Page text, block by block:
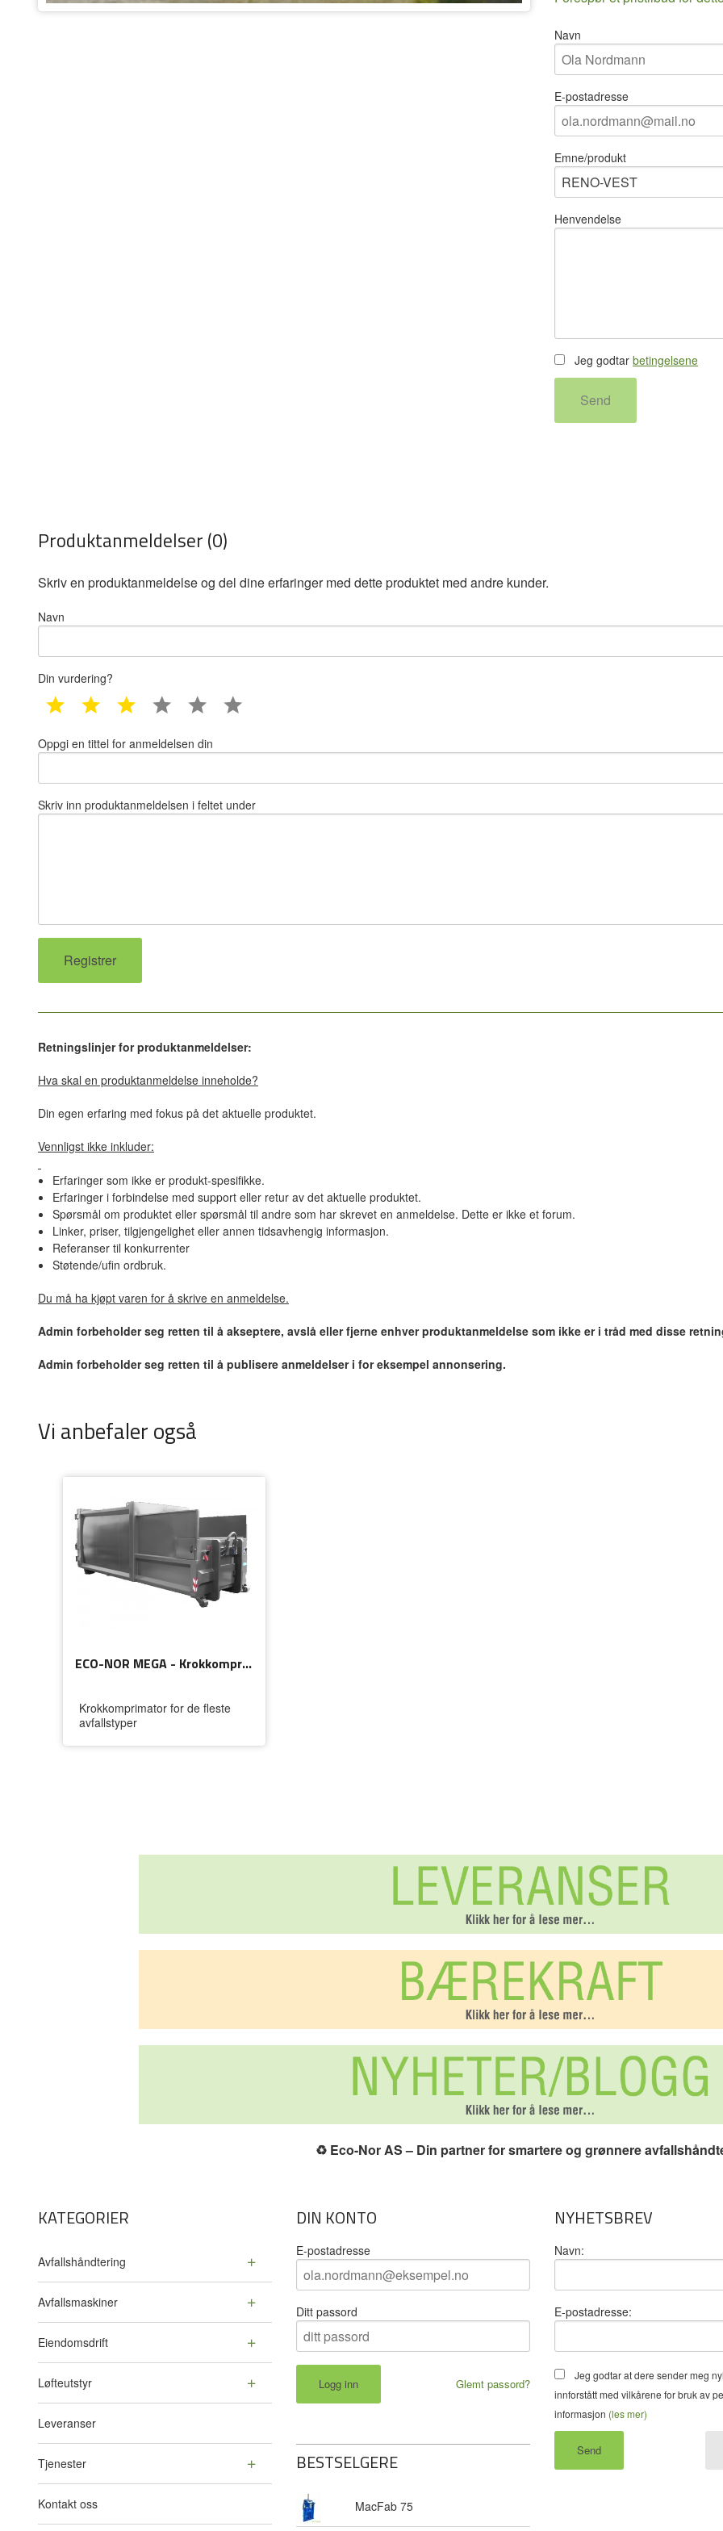
Navn
E-postadresse
Emne/produkt
Henvendelse
Jeg godtar betingelsene
Send
Produktanmeldelser (0)
Skriv en produktanmeldelse og del dine erfaringer med dette produktet med andre kunder.
Navn
Din vurdering?
1 star 2 star 3 star 4 star 5 star
Oppgi en tittel for anmeldelsen din
Skriv inn produktanmeldelsen i feltet under
Retningslinjer for produktanmeldelser:
Hva skal en produktanmeldelse inneholde?
Din egen erfaring med fokus på det aktuelle produktet.
Vennligst ikke inkluder:
Erfaringer som ikke er produkt-spesifikke.
Erfaringer i forbindelse med support eller retur av det aktuelle produktet.
Spørsmål om produktet eller spørsmål til andre som har skrevet en anmeldelse. Dette er ikke et forum.
Linker, priser, tilgjengelighet eller annen tidsavhengig informasjon.
Referanser til konkurrenter
Støtende/ufin ordbruk.
Du må ha kjøpt varen for å skrive en anmeldelse.
Admin forbeholder seg retten til å akseptere, avslå eller fjerne enhver produktanmeldelse som ikke er i tråd med disse
Admin forbeholder seg retten til å publisere anmeldelser i for eksempel annonsering.
Vi anbefaler også
ECO-NOR MEGA - Krokkomprimator
Krokkomprimator for de fleste
avfallstyper
♻️ Eco-Nor AS – Din partner for smartere og grønnere
KATEGORIER
Avfallshåndtering
Avfallsmaskiner
Eiendomsdrift
Løfteutstyr
Leveranser
Tjenester
Kontakt oss
DIN KONTO
E-postadresse
Ditt passord
Glemt passord?
BESTSELGERE
MacFab 75
NYHETSBREV
Navn:
E-postadresse:
Jeg godtar at dere sender meg
innforstått med vilkårene for bruk av
informasjon (les mer)